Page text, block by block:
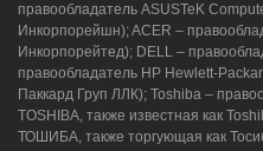
правообладатель ASUSTeK
Инкорпорейшн); ACER –
Инкорпорейтед); DELL –
правообладатель HP Hewlett-
Паккард Груп ЛЛК); Toshiba –
TOSHIBA, также известная как
ТОШИБА, также торгующая как